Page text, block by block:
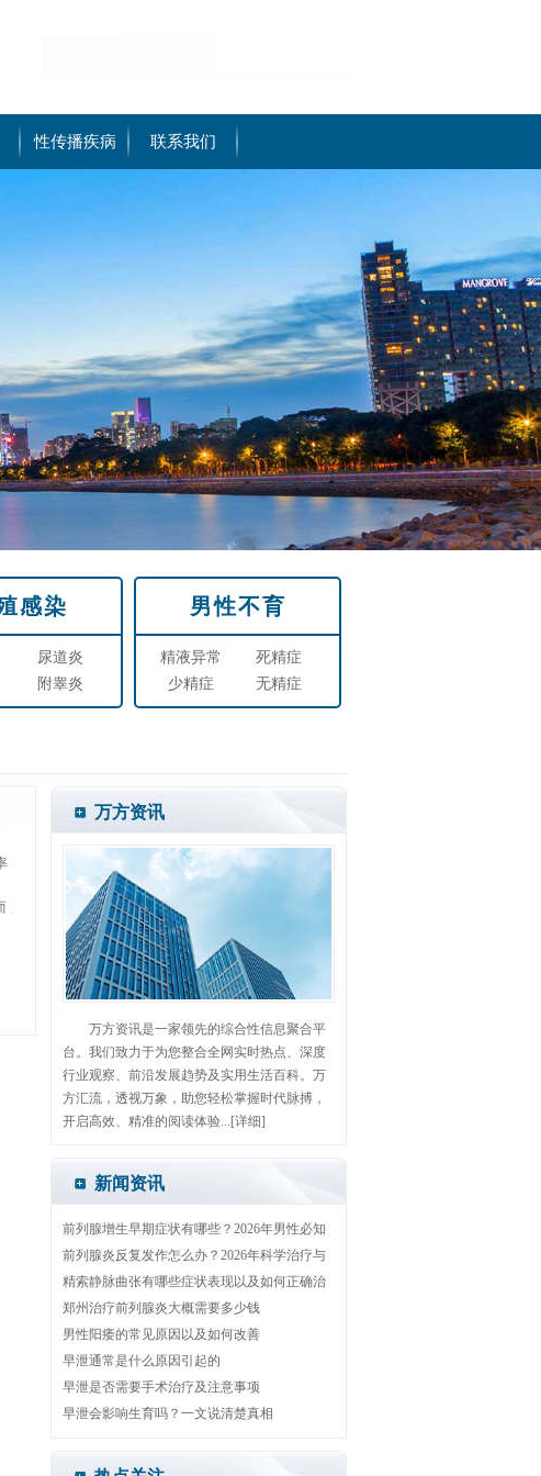
性传播疾病 联系我们
感染
尿道炎
附睾炎
男性不育
精液异常
死精症
少精症
无精症
万方资讯
万方资讯是一家领先的综合性信息聚合平
台。我们致力于为您整合全网实时热点、深度
行业观察、前沿发展趋势及实用生活百科。万
方汇流，透视万象，助您轻松掌握时代脉搏，
开启高效、精准的阅读体验...
[详细]
新闻资讯
前列腺增生早期症状有哪些？2026年男性必知
自查与治疗方法
前列腺炎反复发作怎么办？2026年科学治疗与
日常护理全攻略
精索静脉曲张有哪些症状表现以及如何正确治
疗
郑州治疗前列腺炎大概需要多少钱
男性阳痿的常见原因以及如何改善
早泄通常是什么原因引起的
早泄是否需要手术治疗及注意事项
早泄会影响生育吗？一文说清楚真相